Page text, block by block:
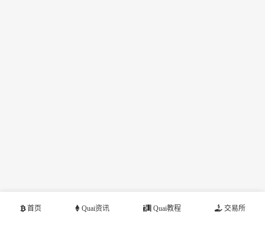
首页 Quai资讯 Quai教程 交易所